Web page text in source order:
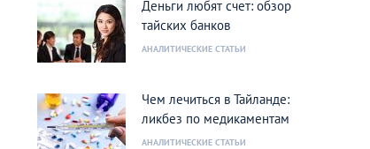
Деньги любят счет: обзор
тайских банков
АНАЛИТИЧЕСКИЕ СТАТЬИ
Чем лечиться в Тайланде:
ликбез по медикаментам
АНАЛИТИЧЕСКИЕ СТАТЬИ